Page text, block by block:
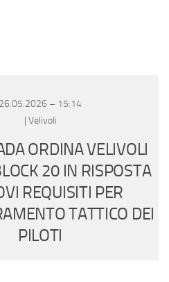
26.05.2026 – 15:14
| Velivoli
ORDINA VELIVOLI
20 IN RISPOSTA
REQUISITI PER
TATTICO DEI
PILOTI